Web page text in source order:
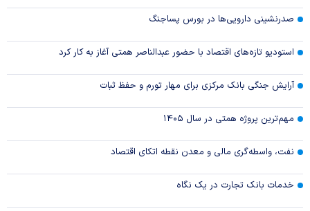
صدرنشینی دارویی‌ها در بورس پساجنگ
استودیو تازه‌های اقتصاد با حضور عبدالناصر همتی آغاز به کار کرد
آرایش جنگی بانک مرکزی برای مهار تورم و حفظ ثبات
مهم‌ترین پروژه همتی در سال ۱۴۰۵
نفت، واسطه‌گری مالی و معدن نقطه اتکای اقتصاد
خدمات بانک تجارت در یک نگاه